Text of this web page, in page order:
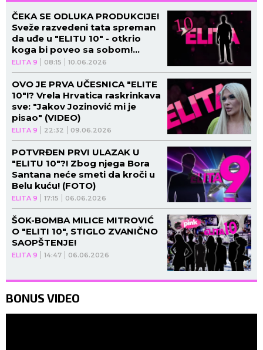
ELITA 9 08:15 10.06.2026
ČEKA SE ODLUKA PRODUKCIJE!
Sveže razvedeni tata spreman
da uđe u "ELITU 10" - otkrio
koga bi poveo sa sobom!
(VIDEO)
ELITA 9 22:32 09.06.2026
OVO JE PRVA UČESNICA "ELITE
10"!? Vrela Hrvatica raskrinkava
sve: "Jakov Jozinović mi je
pisao" (VIDEO)
ELITA 9 17:15 06.06.2026
POTVRĐEN PRVI ULAZAK U
"ELITU 10"?! Zbog njega Bora
Santana neće smeti da kroči u
Belu kuću! (FOTO)
ELITA 9 14:47 06.06.2026
ŠOK-BOMBA MILICE MITROVIĆ
O "ELITI 10", STIGLO ZVANIČNO
SAOPŠTENJE!
BONUS VIDEO